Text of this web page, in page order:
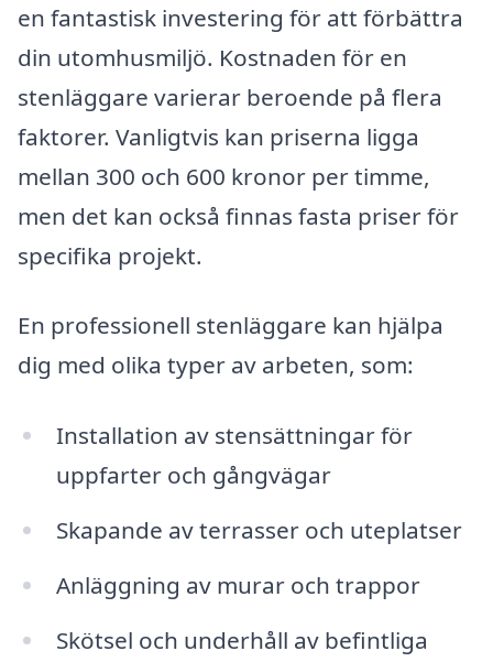
en fantastisk investering för att förbättra
din utomhusmiljö. Kostnaden för en
stenläggare varierar beroende på flera
faktorer. Vanligtvis kan priserna ligga
mellan 300 och 600 kronor per timme,
men det kan också finnas fasta priser för
specifika projekt.
En professionell stenläggare kan hjälpa
dig med olika typer av arbeten, som:
Installation av stensättningar för
uppfarter och gångvägar
Skapande av terrasser och uteplatser
Anläggning av murar och trappor
Skötsel och underhåll av befintliga